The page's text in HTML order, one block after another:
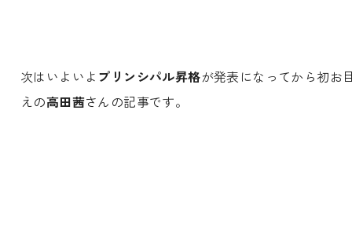
次はいよいよ プリンシパル昇格が発表になってから初お
えの高田茜さんの記事です。